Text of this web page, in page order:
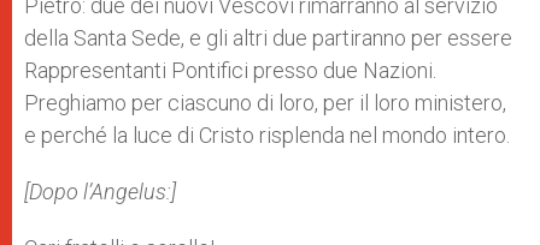
Pietro: due dei nuovi Vescovi rimarranno al servizio
della Santa Sede, e gli altri due partiranno per essere
Rappresentanti Pontifici presso due Nazioni.
Preghiamo per ciascuno di loro, per il loro ministero,
e perché la luce di Cristo risplenda nel mondo intero.
[Dopo l’Angelus:]